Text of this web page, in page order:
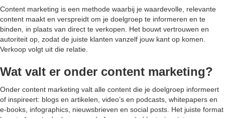
Content marketing is een methode waarbij je waardevolle, relevante
content maakt en verspreidt om je doelgroep te informeren en te
binden, in plaats van direct te verkopen. Het bouwt vertrouwen en
autoriteit op, zodat de juiste klanten vanzelf jouw kant op komen.
Verkoop volgt uit die relatie.
Wat valt er onder content marketing?
Onder content marketing valt alle content die je doelgroep informeert
of inspireert: blogs en artikelen, video’s en podcasts, whitepapers en
e-books, infographics, nieuwsbrieven en social posts. Het juiste format